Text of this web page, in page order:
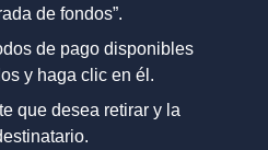
de fondos”.
de pago disponibles
y haga clic en él.
que desea retirar y la